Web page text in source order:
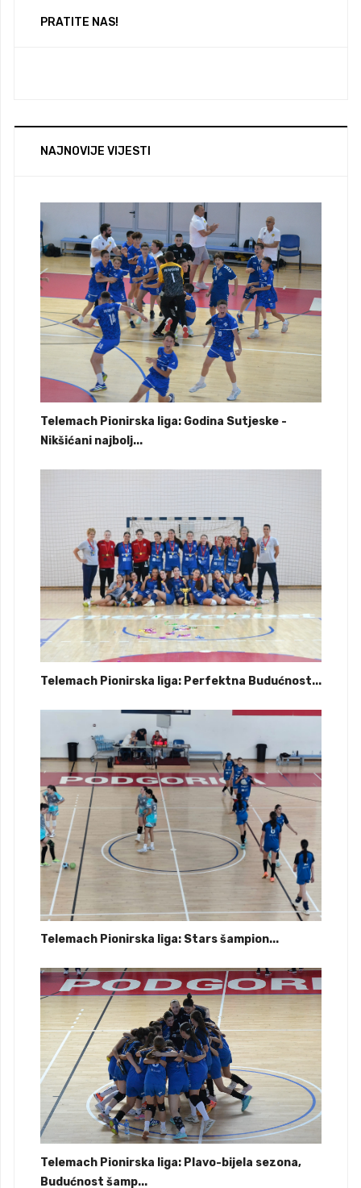
PRATITE NAS!
NAJNOVIJE VIJESTI
Telemach Pionirska liga: Godina Sutjeske -
Nikšićani najbolj...
Telemach Pionirska liga: Perfektna Budućnost...
Telemach Pionirska liga: Stars šampion...
Telemach Pionirska liga: Plavo-bijela sezona,
Budućnost šamp...